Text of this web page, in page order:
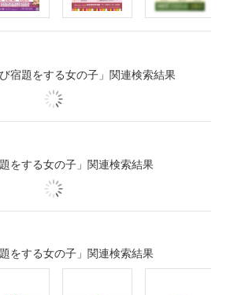
宿題をする女の子」関連検索結果
をする女の子」関連検索結果
をする女の子」関連検索結果